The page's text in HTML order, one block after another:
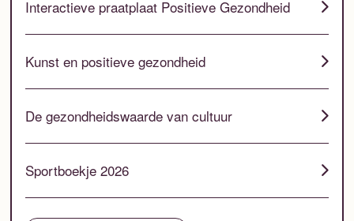
Interactieve praatplaat Positieve Gezondheid
Kunst en positieve gezondheid
De gezondheidswaarde van cultuur
Sportboekje 2026